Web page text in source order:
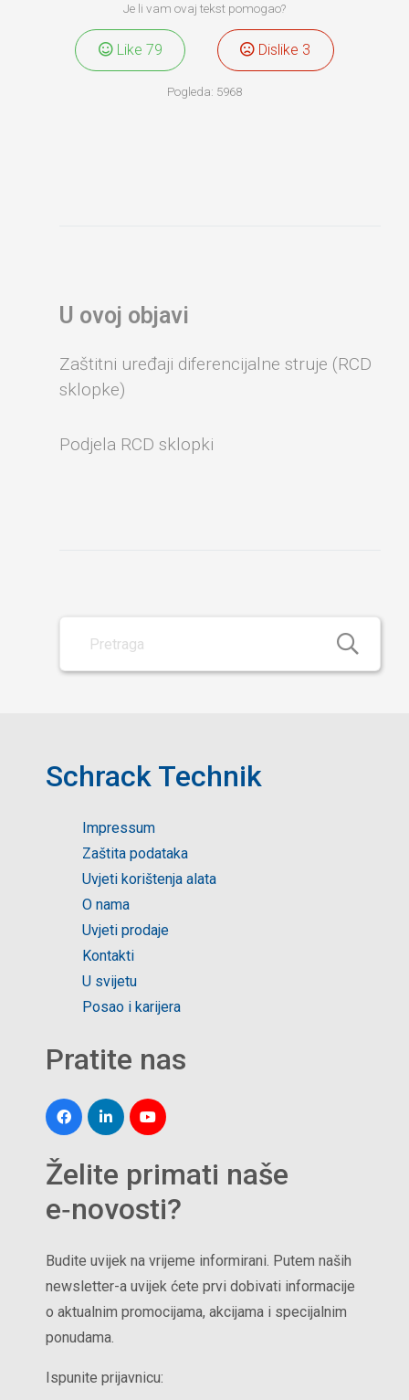
Je li vam ovaj tekst pomogao?
Like 79 Dislike 3
Pogleda: 5968
U ovoj objavi
Zaštitni uređaji diferencijalne struje (RCD
sklopke)
Podjela RCD sklopki
Schrack Technik
Impressum
Zaštita podataka
Uvjeti korištenja alata
O nama
Uvjeti prodaje
Kontakti
U svijetu
Posao i karijera
Pratite nas
Želite primati naše
e‑novosti?
Budite uvijek na vrijeme informirani. Putem naših
newsletter-a uvijek ćete prvi dobivati informacije
o aktualnim promocijama, akcijama i specijalnim
ponudama.
Ispunite prijavnicu: